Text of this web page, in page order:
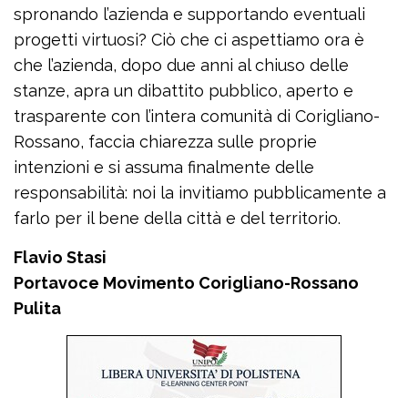
spronando l’azienda e supportando eventuali
progetti virtuosi? Ciò che ci aspettiamo ora è
che l’azienda, dopo due anni al chiuso delle
stanze, apra un dibattito pubblico, aperto e
trasparente con l’intera comunità di Corigliano-
Rossano, faccia chiarezza sulle proprie
intenzioni e si assuma finalmente delle
responsabilità: noi la invitiamo pubblicamente a
farlo per il bene della città e del territorio.
Flavio Stasi
Portavoce Movimento Corigliano-Rossano
Pulita